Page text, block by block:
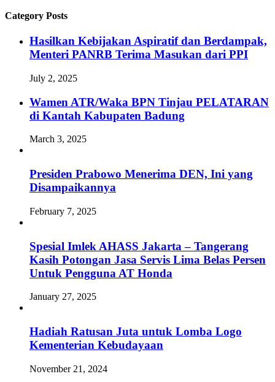
Category Posts
Hasilkan Kebijakan Aspiratif dan Berdampak,
Menteri PANRB Terima Masukan dari PPI
July 2, 2025
Wamen ATR/Waka BPN Tinjau PELATARAN
di Kantah Kabupaten Badung
March 3, 2025
Presiden Prabowo Menerima DEN, Ini yang
Disampaikannya
February 7, 2025
Spesial Imlek AHASS Jakarta – Tangerang
Kasih Potongan Jasa Servis Lima Belas Persen
Untuk Pengguna AT Honda
January 27, 2025
Hadiah Ratusan Juta untuk Lomba Logo
Kementerian Kebudayaan
November 21, 2024